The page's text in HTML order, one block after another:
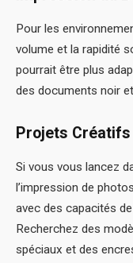
Pour les
volume et la rapidité
pourrait être plus
des documents noir
Projets Créatifs
Si vous vous lancez
l’impression de
avec des capacités
Recherchez des
spéciaux et des